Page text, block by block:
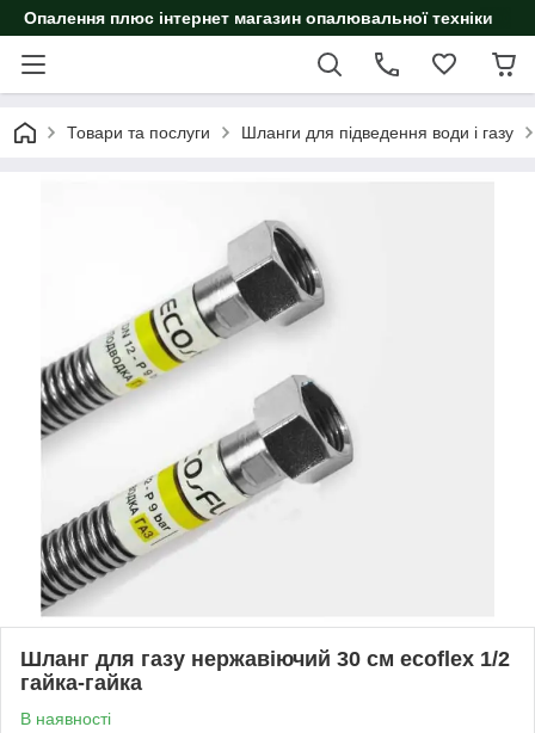
Опалення плюс інтернет магазин опалювальної техніки
Товари та послуги Шланги для підведення води і газу
Шланг для газу нержавіючий 30 см ecoflex 1/2
гайка-гайка
В наявності